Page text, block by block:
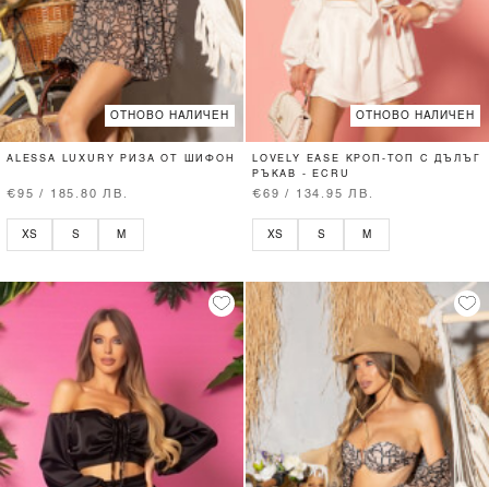
ОТНОВО НАЛИЧЕН
ALESSA LUXURY РИЗА ОТ ШИФОН
€95 / 185.80 ЛВ.
XS S M
ОТНОВО НАЛИЧЕН
LOVELY EASE КРОП-ТОП С ДЪЛЪГ
РЪКАВ - ECRU
€69 / 134.95 ЛВ.
XS S M